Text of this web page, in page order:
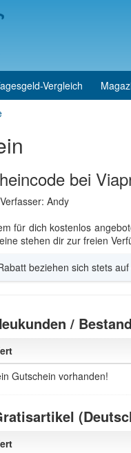
Vergleich
bei
Andy
für dich kostenlos
stehen dir zur freien
beziehen sich stets
/
Gutschein vorhanden!